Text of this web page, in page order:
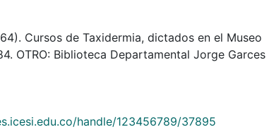
Cursos de Taxidermia, dictados en el Museo
OTRO: Biblioteca Departamental Jorge Garces
handle/123456789/37895